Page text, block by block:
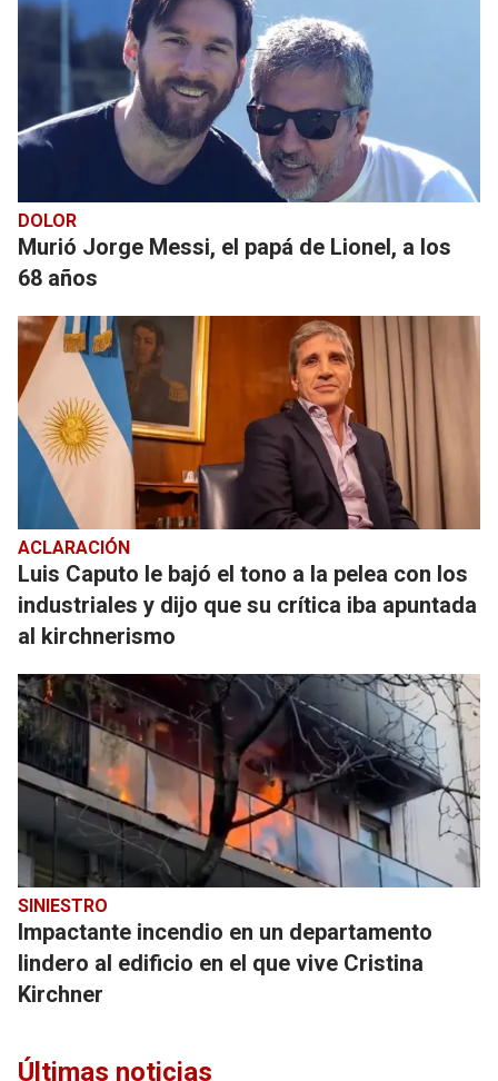
DOLOR
Murió Jorge Messi, el papá de Lionel, a los
68 años
ACLARACIÓN
Luis Caputo le bajó el tono a la pelea con los
industriales y dijo que su crítica iba apuntada
al kirchnerismo
SINIESTRO
Impactante incendio en un departamento
lindero al edificio en el que vive Cristina
Kirchner
Últimas noticias